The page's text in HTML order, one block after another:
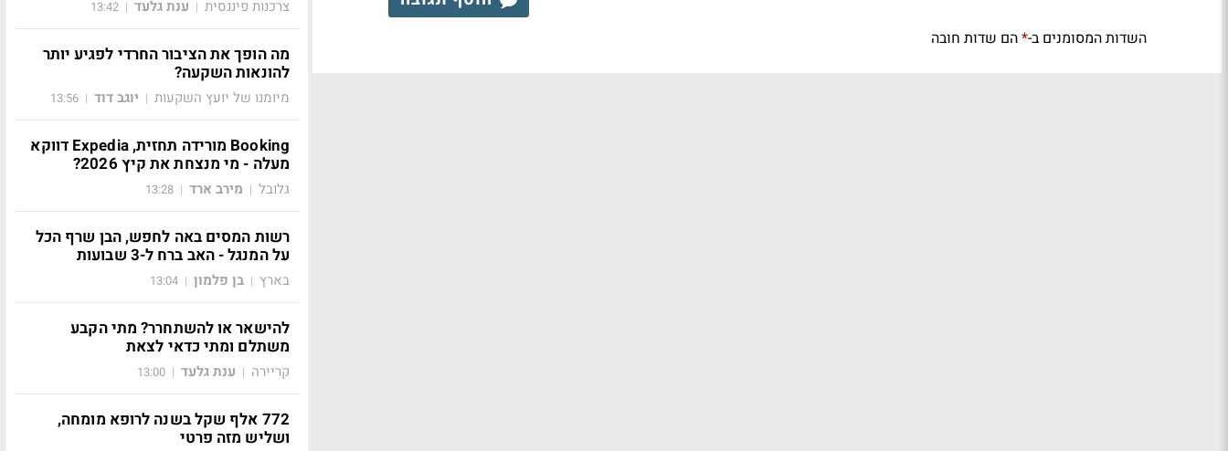
השדות המסומנים ב-*הם שדות חובה
צרכנות פיננסית | ענת גלעד |
13:42
מה הופך את הציבור החרדי לפגיע יותר
להונאות השקעה?
מיומנו של יועץ השקעות | יוגב דוד |
13:56
Booking מורידה תחזית, Expedia דווקא
מעלה - מי מנצחת את קיץ 2026?
גלובל | מירב ארד |
13:28
רשות המסים באה לחפש, הבן שרף הכל
על המנגל - האב ברח ל-3 שבועות
בארץ | בן פלמון |
13:04
להישאר או להשתחרר? מתי הקבע
משתלם ומתי כדאי לצאת
קריירה | ענת גלעד |
13:00
772 אלף שקל בשנה לרופא מומחה,
ושליש מזה פרטי